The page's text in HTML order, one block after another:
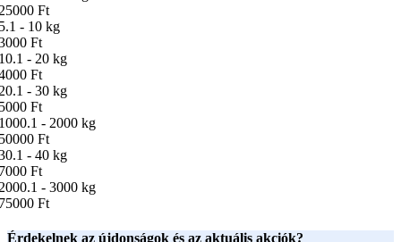
Ft
- 10 kg
Ft
- 20 kg
Ft
- 30 kg
Ft
- 2000 kg
Ft
- 40 kg
Ft
- 3000 kg
Ft
Érdekelnek az újdonságok és az aktuális akciók?